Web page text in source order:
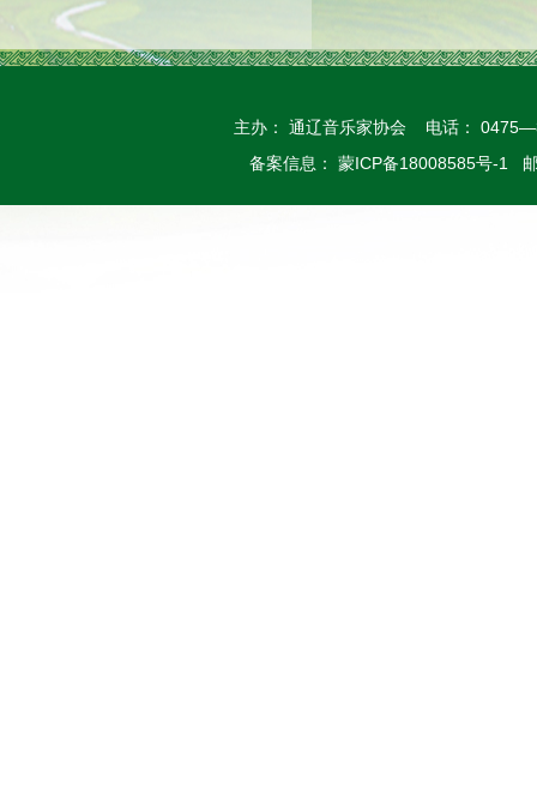
主办： 通辽音乐家协会 电话：
备案信息： 蒙ICP备18008585号-1